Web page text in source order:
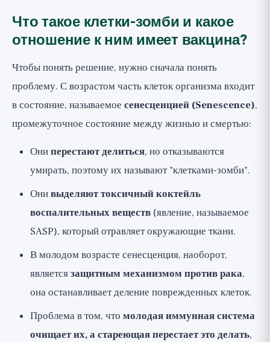
Что такое клетки-зомби и какое
отношение к ним имеет вакцина?
Чтобы понять решение, нужно сначала понять
проблему. С возрастом часть клеток организма входит
в состояние, называемое сенесценцией (Senescence),
промежуточное состояние между жизнью и смертью:
Ониперестают делиться, но отказываются
умирать, поэтому их называют "клетками-зомби".
Онивыделяют токсичный коктейль
воспалительных веществ (явление, называемое
SASP), который отравляет окружающие ткани.
В молодом возрасте сенесценция, наоборот,
являетсязащитным механизмом против рака,
она останавливает деление поврежденных клеток.
Проблема в том, что молодая иммунная система
очищает их, а стареющая перестает это делать,